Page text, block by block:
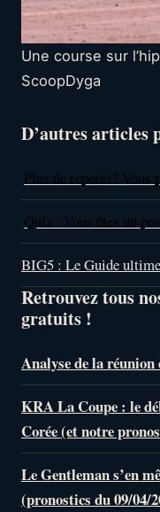
Une course sur
ScoopDyga
D’autres articles
Plus de repérés? Vous
Quiz : Vous êtes un
BIG5 : Le Guide
Retrouvez tous
gratuits !
Analyse de la réunion
KRA La Coupe : le
Corée (et notre
Le Gentleman s’en
(pronostics du 09/04/